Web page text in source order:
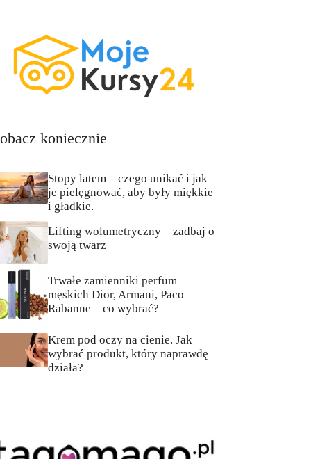
koniecznie
Stopy latem – czego unikać i jak
je pielęgnować, aby były miękkie
i gładkie.
Lifting wolumetryczny – zadbaj o
swoją twarz
Trwałe zamienniki perfum
męskich Dior, Armani, Paco
Rabanne – co wybrać?
Krem pod oczy na cienie. Jak
wybrać produkt, który naprawdę
działa?